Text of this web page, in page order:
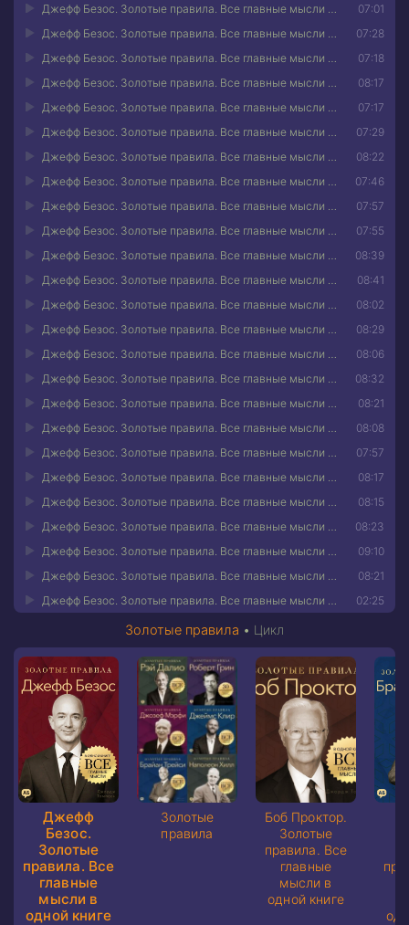
07:01
07:28
07:18
08:17
07:17
07:29
08:22
07:46
07:57
07:55
08:39
08:41
08:02
08:29
08:06
08:32
08:21
08:08
07:57
08:17
08:15
08:23
09:10
08:21
02:25
Золотые правила • Цикл
Джефф
Безос.
Золотые
правила. Все
главные
мысли в
одной книге
Золотые
правила
Боб Проктор.
Золотые
правила. Все
главные
мысли в
одной книге